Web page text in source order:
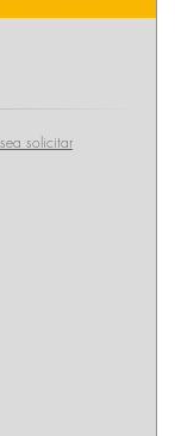
solicitar